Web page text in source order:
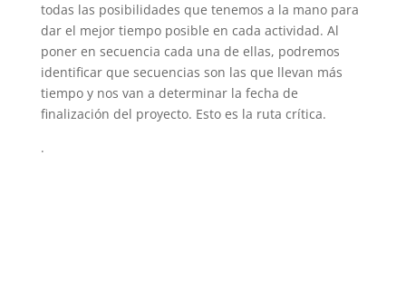
todas las posibilidades que tenemos a la mano para
dar el mejor tiempo posible en cada actividad. Al
poner en secuencia cada una de ellas, podremos
identificar que secuencias son las que llevan más
tiempo y nos van a determinar la fecha de
finalización del proyecto. Esto es la ruta crítica.
.